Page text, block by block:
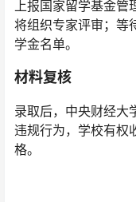
上报国家留学基金
将组织专家评审；等
学金名单。
材料复核
录取后，中央财经大
违规行为，学校有权
格。